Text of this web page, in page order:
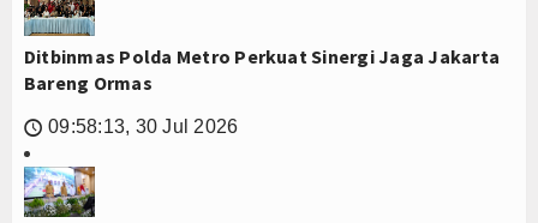
Ditbinmas Polda Metro Perkuat Sinergi Jaga Jakarta
Bareng Ormas
🕔 09:58:13, 30 Jul 2026